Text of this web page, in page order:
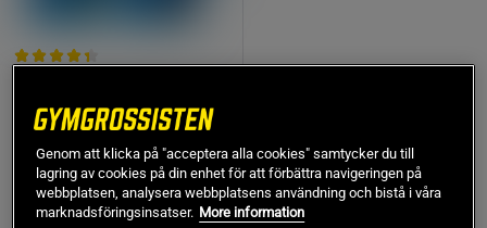
Vassleprotein 1 kg
210 recensioner
Star Nutrition
1.279 kr
1.596 kr Köp
Genom att klicka på "acceptera alla cookies" samtycker du till
lagring av cookies på din enhet för att förbättra navigeringen på
webbplatsen, analysera webbplatsens användning och bistå i våra
marknadsföringsinsatser. More information